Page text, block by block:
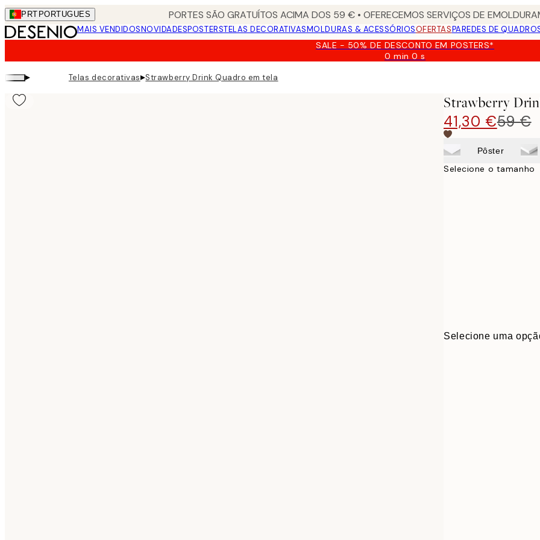
Skip
to
main
PRT PORTUGUES PORTES SÃO GRATUÍTOS ACIMA DOS 59 € • OFERECEMOS SERVIÇOS DE
MAIS VENDIDOSNOVIDADESPOSTERSTELAS DECORATIVASMOLDURAS & ACESSÓRIOSOFERTASPAREDES DE
SALE - 50% DE DESCONTO EM POSTERS*
0 min0 s
Válido
▸ Telas decorativas▸Strawberry Drink Quadro em tela
Strawberry
41,30 €59 €
Pôster
Selecione o tamanho
Selecione uma